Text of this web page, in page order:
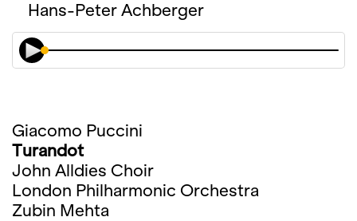
Hans-Peter Achberger
Giacomo Puccini
Turandot
John Alldies Choir
London Philharmonic Orchestra
Zubin Mehta